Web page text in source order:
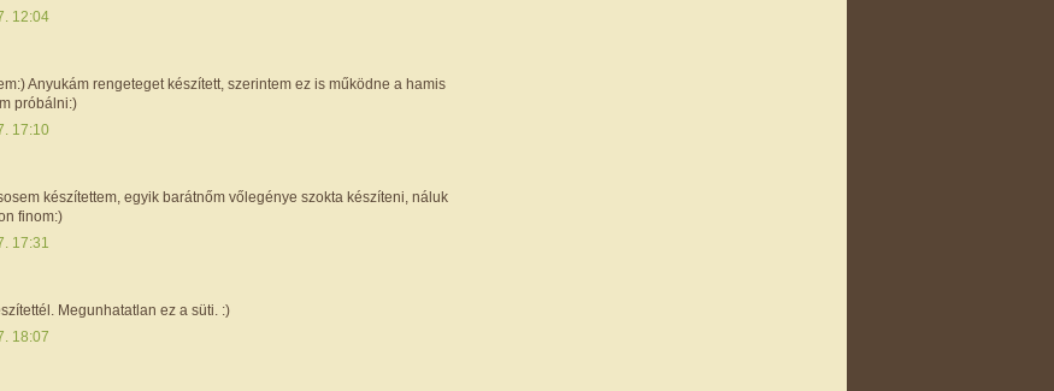
12:04
Anyukám rengeteget készített, szerintem ez is működne a hamis
próbálni:)
17:10
készítettem, egyik barátnőm vőlegénye szokta készíteni, náluk
finom:)
17:31
Megunhatatlan ez a süti. :)
18:07